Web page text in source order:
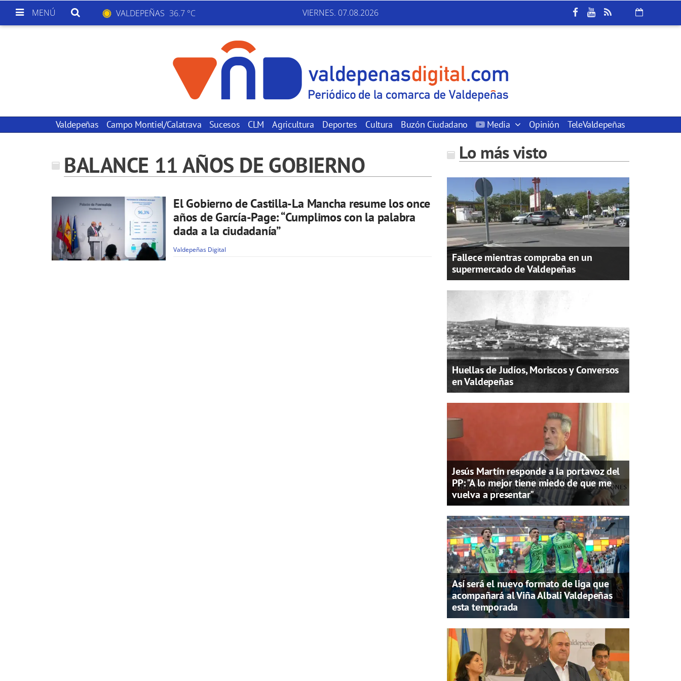
MENÚ VALDEPEÑAS 36.7 °C VIERNES. 07.08.2026
Valdepeñas Campo Montiel/Calatrava Sucesos CLM Agricultura Deportes Cultura Buzón Ciudadano Media Opinión TeleValdepeñas
BALANCE 11 AÑOS DE GOBIERNO
El Gobierno de Castilla-La Mancha resume los once
años de García-Page: “Cumplimos con la palabra
dada a la ciudadanía”
Valdepeñas Digital
Lo más visto
Fallece mientras compraba en un
supermercado de Valdepeñas
Huellas de Judíos, Moriscos y Conversos
en Valdepeñas
Jesús Martín responde a la portavoz del
PP: "A lo mejor tiene miedo de que me
vuelva a presentar"
Así será el nuevo formato de liga que
acompañará al Viña Albali Valdepeñas
esta temporada